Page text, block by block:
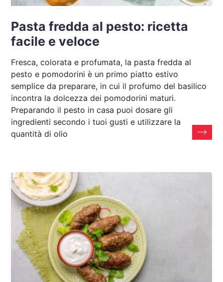
Pasta fredda al pesto: ricetta
facile e veloce
Fresca, colorata e profumata, la pasta fredda al
pesto e pomodorini è un primo piatto estivo
semplice da preparare, in cui il profumo del basilico
incontra la dolcezza dei pomodorini maturi.
Preparando il pesto in casa puoi dosare gli
ingredienti secondo i tuoi gusti e utilizzare la
quantità di olio